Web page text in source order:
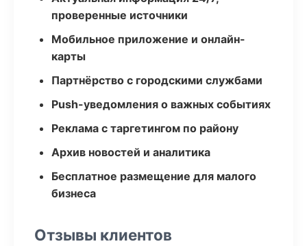
проверенные источники
Мобильное приложение и онлайн-
карты
Партнёрство с городскими службами
Push-уведомления о важных событиях
Реклама с таргетингом по району
Архив новостей и аналитика
Бесплатное размещение для малого
бизнеса
Отзывы клиентов